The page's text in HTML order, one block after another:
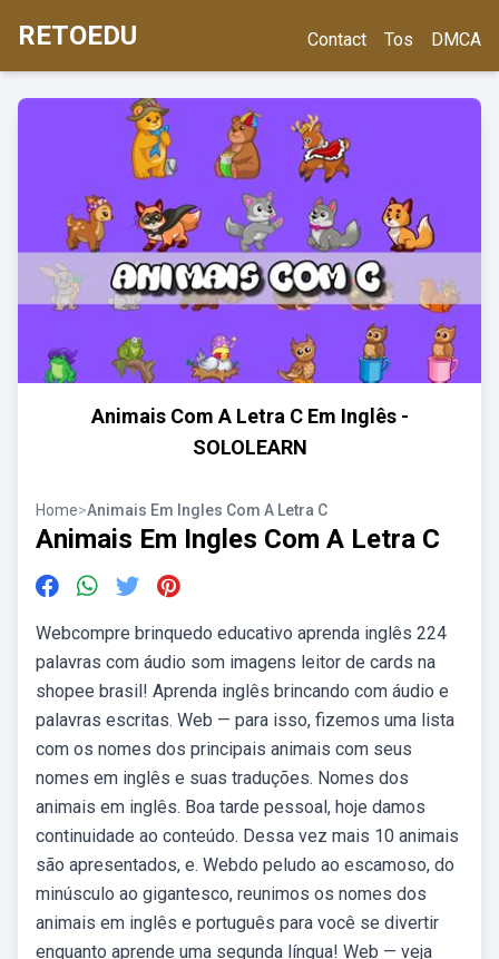
RETOEDU Contact Tos DMCA
Animais Com A Letra C Em Inglês -
SOLOLEARN
Home>Animais Em Ingles Com A Letra C
Animais Em Ingles Com A Letra C
Webcompre brinquedo educativo aprenda inglês 224
palavras com áudio som imagens leitor de cards na
shopee brasil! Aprenda inglês brincando com áudio e
palavras escritas. Web — para isso, fizemos uma lista
com os nomes dos principais animais com seus
nomes em inglês e suas traduções. Nomes dos
animais em inglês. Boa tarde pessoal, hoje damos
continuidade ao conteúdo. Dessa vez mais 10 animais
são apresentados, e. Webdo peludo ao escamoso, do
minúsculo ao gigantesco, reunimos os nomes dos
animais em inglês e português para você se divertir
enquanto aprende uma segunda língua! Web — veja